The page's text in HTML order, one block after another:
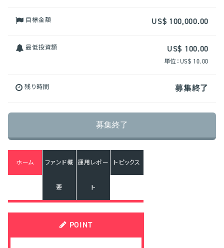
目標金額 US$ 100,000.00
最低投資額 US$ 100.00
単位：US$ 10.00
残り時間 募集終了
募集終了
ホーム ファンド概
要
運用レポー
ト
トピックス
POINT